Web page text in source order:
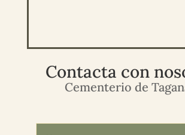
Contacta con
Cementerio de